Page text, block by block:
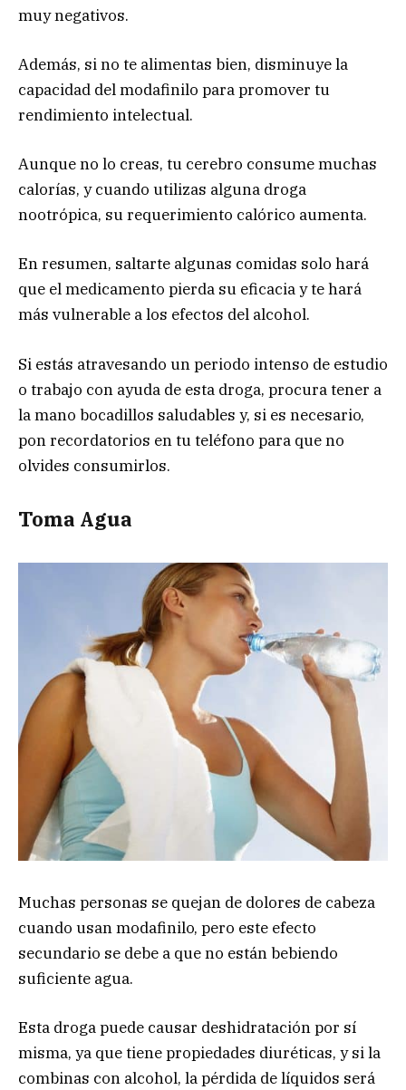
muy negativos.
Además, si no te alimentas bien, disminuye la
capacidad del modafinilo para promover tu
rendimiento intelectual.
Aunque no lo creas, tu cerebro consume muchas
calorías, y cuando utilizas alguna droga
nootrópica, su requerimiento calórico aumenta.
En resumen, saltarte algunas comidas solo hará
que el medicamento pierda su eficacia y te hará
más vulnerable a los efectos del alcohol.
Si estás atravesando un periodo intenso de estudio
o trabajo con ayuda de esta droga, procura tener a
la mano bocadillos saludables y, si es necesario,
pon recordatorios en tu teléfono para que no
olvides consumirlos.
Toma Agua
Muchas personas se quejan de dolores de cabeza
cuando usan modafinilo, pero este efecto
secundario se debe a que no están bebiendo
suficiente agua.
Esta droga puede causar deshidratación por sí
misma, ya que tiene propiedades diuréticas, y si la
combinas con alcohol, la pérdida de líquidos será